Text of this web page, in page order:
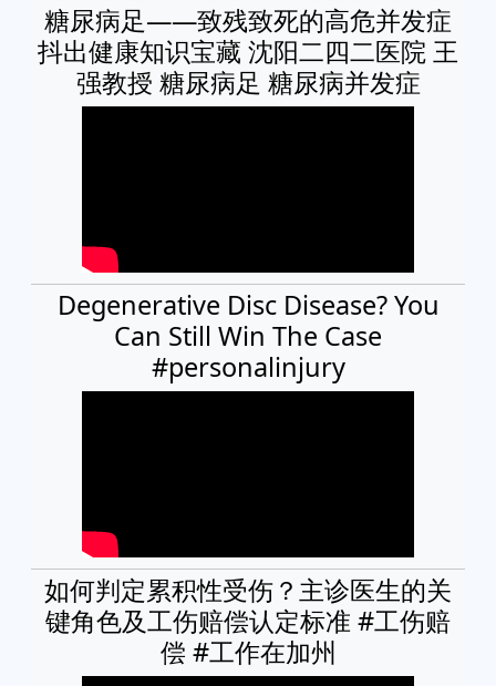
糖尿病足——致残致死的高危并发症
抖出健康知识宝藏 沈阳二四二医院 王
强教授 糖尿病足 糖尿病并发症
Degenerative Disc Disease? You
Can Still Win The Case
#personalinjury
如何判定累积性受伤？主诊医生的关
键角色及工伤赔偿认定标准 #工伤赔
偿 #工作在加州